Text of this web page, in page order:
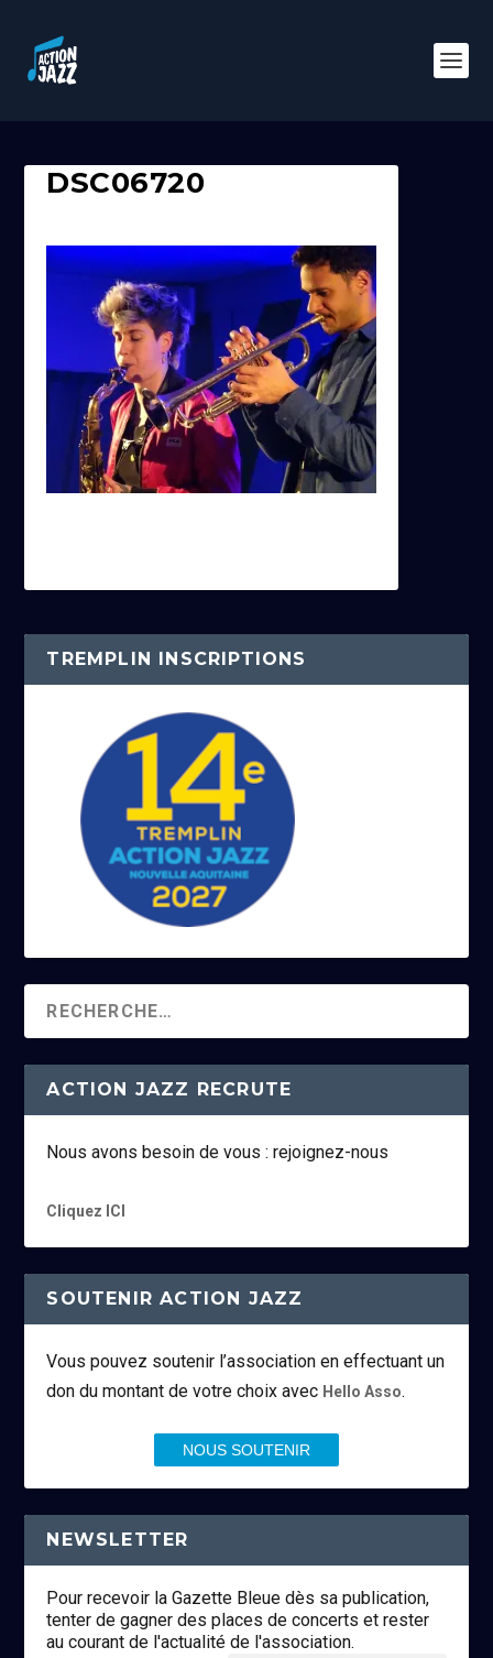
DSC06720
TREMPLIN INSCRIPTIONS
ACTION JAZZ RECRUTE
Nous avons besoin de vous : rejoignez-nous
Cliquez ICI
SOUTENIR ACTION JAZZ
Vous pouvez soutenir l’association en effectuant un
don du montant de votre choix avec Hello Asso.
NOUS SOUTENIR
NEWSLETTER
Pour recevoir la Gazette Bleue dès sa publication,
tenter de gagner des places de concerts et rester
au courant de l'actualité de l'association.